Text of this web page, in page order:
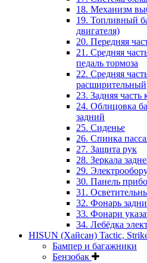
18. Механизм
19. Топливный
двигателя)
20. Передняя
21. Средняя
педаль тормоза
22. Средняя
расширительный
23. Задняя
24. Облицовка
задний
25. Сиденье
26. Спинка
27. Защита рук
28. Зеркала
29.
30. Панель
31.
32. Фонарь
33. Фонари
34. Лебёдка
HISUN (Хайсан) Tactic,
Бампер и багажники
Бензобак